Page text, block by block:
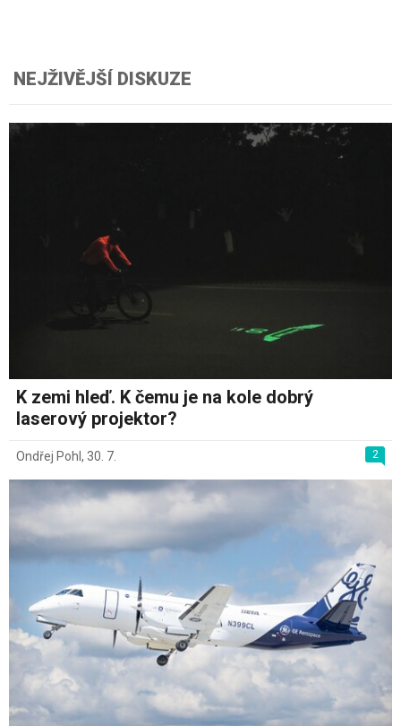
NEJŽIVĚJŠÍ DISKUZE
K zemi hleď. K čemu je na kole dobrý
laserový projektor?
2
Ondřej Pohl , 30. 7.